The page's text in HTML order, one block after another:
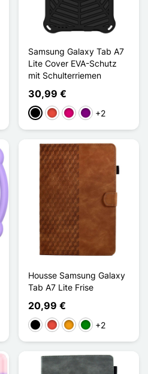
Samsung Galaxy Tab A7
Lite Cover EVA-Schutz
mit Schulterriemen
30,99 €
Schwarz
Rot Magenta
Violett
+2
Housse Samsung Galaxy
Tab A7 Lite Frise
20,99 €
Schwarz
Rot Orange
Grün+2